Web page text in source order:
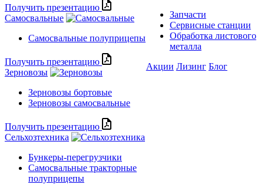
Получить презентацию
Самосвальные
Самосвальные полуприцепы
Получить презентацию
Зерновозы
Зерновозы бортовые
Зерновозы самосвальные
Получить презентацию
Сельхозтехника
Бункеры-перегрузчики
Самосвальные тракторные
полуприцепы
Запчасти
Сервисные станции
Обработка листового
металла
Акции Лизинг Блог